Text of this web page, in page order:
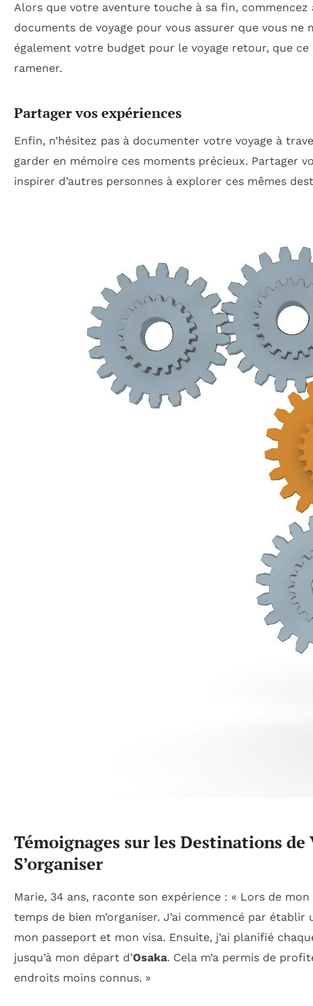
Alors que votre aventure touche à sa fin,
documents de voyage pour vous assurer que vous
également votre budget pour le voyage retour, que
ramener.
Partager vos expériences
Enfin, n’hésitez pas à documenter votre voyage à
garder en mémoire ces moments précieux. Partager
inspirer d’autres personnes à explorer ces mêmes
Témoignages sur les Destinations de
S’organiser
Marie, 34 ans, raconte son expérience : « Lors de
temps de bien m’organiser. J’ai commencé par établir
mon passeport et mon visa. Ensuite, j’ai planifié
jusqu’à mon départ d’Osaka. Cela m’a permis de
endroits moins connus. »